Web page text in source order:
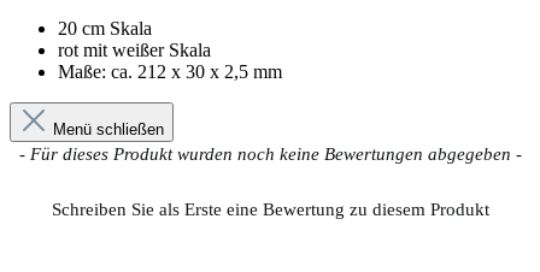
20 cm Skala
rot mit weißer Skala
Maße: ca. 212 x 30 x 2,5 mm
Menü schließen
- Für dieses Produkt wurden noch keine Bewertungen abgegeben -
Schreiben Sie als Erste eine Bewertung zu diesem Produkt
New content loaded